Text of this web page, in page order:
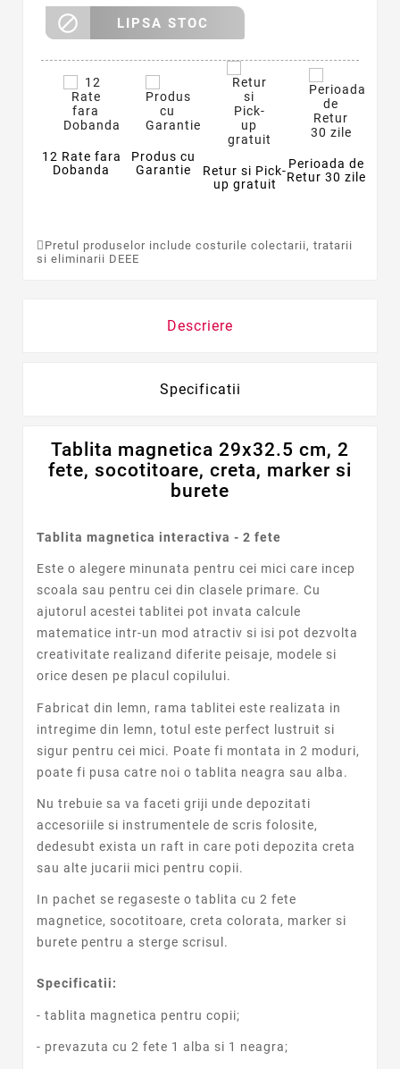
 LIPSA STOC
12 Rate fara
Dobanda
Produs cu
Garantie
Retur si Pick-
up gratuit
Perioada de
Retur 30 zile
Pretul produselor include costurile colectarii, tratarii
si eliminarii DEEE
Descriere
Specificatii
Tablita magnetica 29x32.5 cm, 2
fete, socotitoare, creta, marker si
burete
Tablita magnetica interactiva - 2 fete
Este o alegere minunata pentru cei mici care incep
scoala sau pentru cei din clasele primare. Cu
ajutorul acestei tablitei pot invata calcule
matematice intr-un mod atractiv si isi pot dezvolta
creativitate realizand diferite peisaje, modele si
orice desen pe placul copilului.
Fabricat din lemn, rama tablitei este realizata in
intregime din lemn, totul este perfect lustruit si
sigur pentru cei mici. Poate fi montata in 2 moduri,
poate fi pusa catre noi o tablita neagra sau alba.
Nu trebuie sa va faceti griji unde depozitati
accesoriile si instrumentele de scris folosite,
dedesubt exista un raft in care poti depozita creta
sau alte jucarii mici pentru copii.
In pachet se regaseste o tablita cu 2 fete
magnetice, socotitoare, creta colorata, marker si
burete pentru a sterge scrisul.
Specificatii:
- tablita magnetica pentru copii;
- prevazuta cu 2 fete 1 alba si 1 neagra;